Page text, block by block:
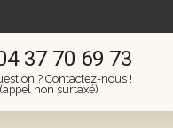
37 70 69 73
? Contactez-nous !
(appel non surtaxé)